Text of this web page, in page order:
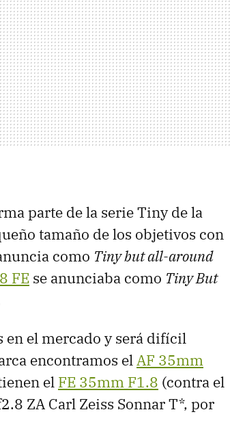
parte de la serie Tiny de la
tamaño de los objetivos con
como Tiny but all-around
FE se anunciaba como Tiny But
en el mercado y será difícil
encontramos elAF 35mm
el FE 35mm F1.8 (contra el
ZA Carl Zeiss Sonnar T*, por